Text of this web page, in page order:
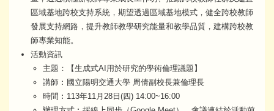
區域基地跨校支持系統，期望透過區域基地模式，健全跨校教師
發展支持網路，提升教師教學研究能量和教學品質，建構跨校教
師專業知能。
活動資訊
主題：【生成式AI用於研究的學術倫理議題】
講師︰國立陽明交通大學 周倩副校長兼倫理長
時間︰113年11月28日(四) 14:00~16:00